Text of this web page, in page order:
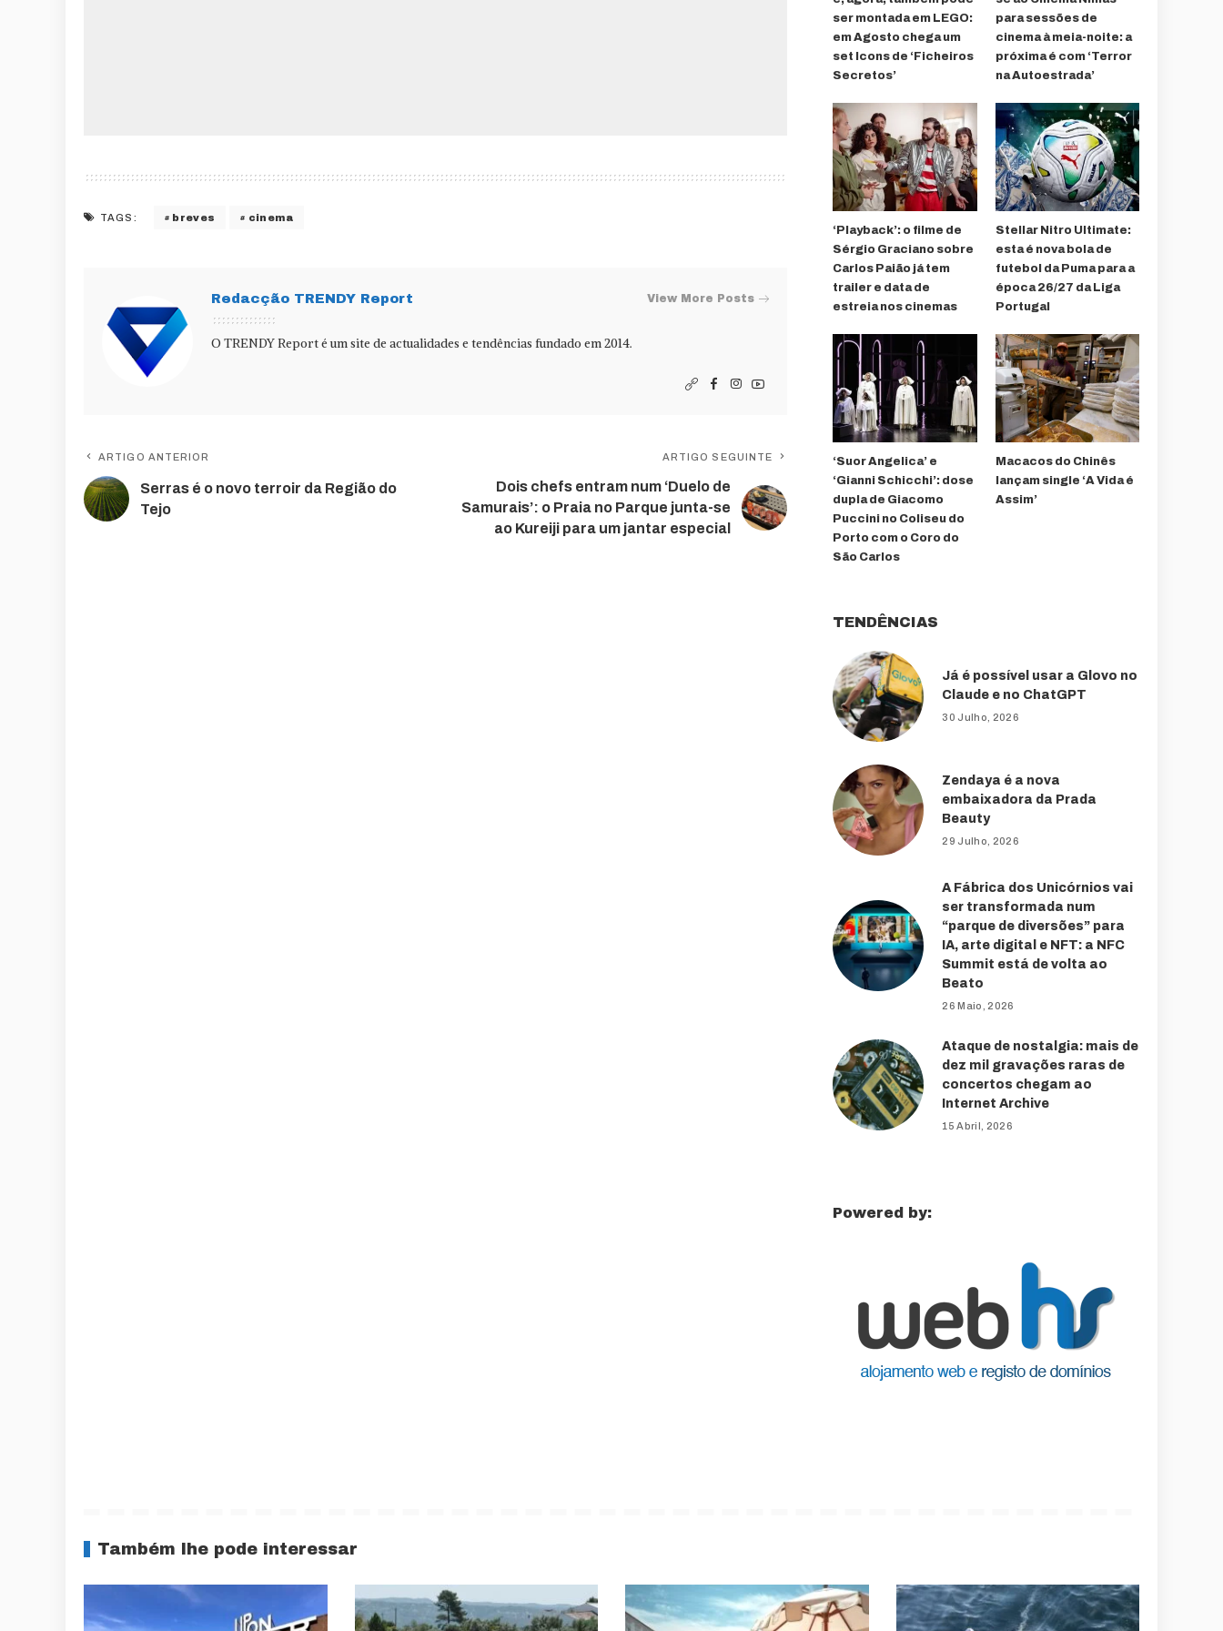
TAGS: breves cinema
Redacção TRENDY Report View More Posts
O TRENDY Report é um site de actualidades e tendências fundado em 2014.
ARTIGO ANTERIOR
Serras é o novo terroir da Região do
Tejo
ARTIGO SEGUINTE
Dois chefs entram num ‘Duelo de
Samurais’: o Praia no Parque junta-se
ao Kureiji para um jantar especial
ser montada em LEGO:
em Agosto chega um
set Icons de ‘Ficheiros
Secretos’
para sessões de
cinema à meia-noite: a
próxima é com ‘Terror
na Autoestrada’
‘Playback’: o filme de
Sérgio Graciano sobre
Carlos Paião já tem
trailer e data de
estreia nos cinemas
Stellar Nitro Ultimate:
esta é nova bola de
futebol da Puma para a
época 26/27 da Liga
Portugal
‘Suor Angelica’ e
‘Gianni Schicchi’: dose
dupla de Giacomo
Puccini no Coliseu do
Porto com o Coro do
São Carlos
Macacos do Chinês
lançam single ‘A Vida é
Assim’
TENDÊNCIAS
Já é possível usar a Glovo no
Claude e no ChatGPT
30 Julho, 2026
Zendaya é a nova
embaixadora da Prada
Beauty
29 Julho, 2026
A Fábrica dos Unicórnios vai
ser transformada num
“parque de diversões” para
IA, arte digital e NFT: a NFC
Summit está de volta ao
Beato
26 Maio, 2026
Ataque de nostalgia: mais de
dez mil gravações raras de
concertos chegam ao
Internet Archive
15 Abril, 2026
Powered by:
Também lhe pode interessar